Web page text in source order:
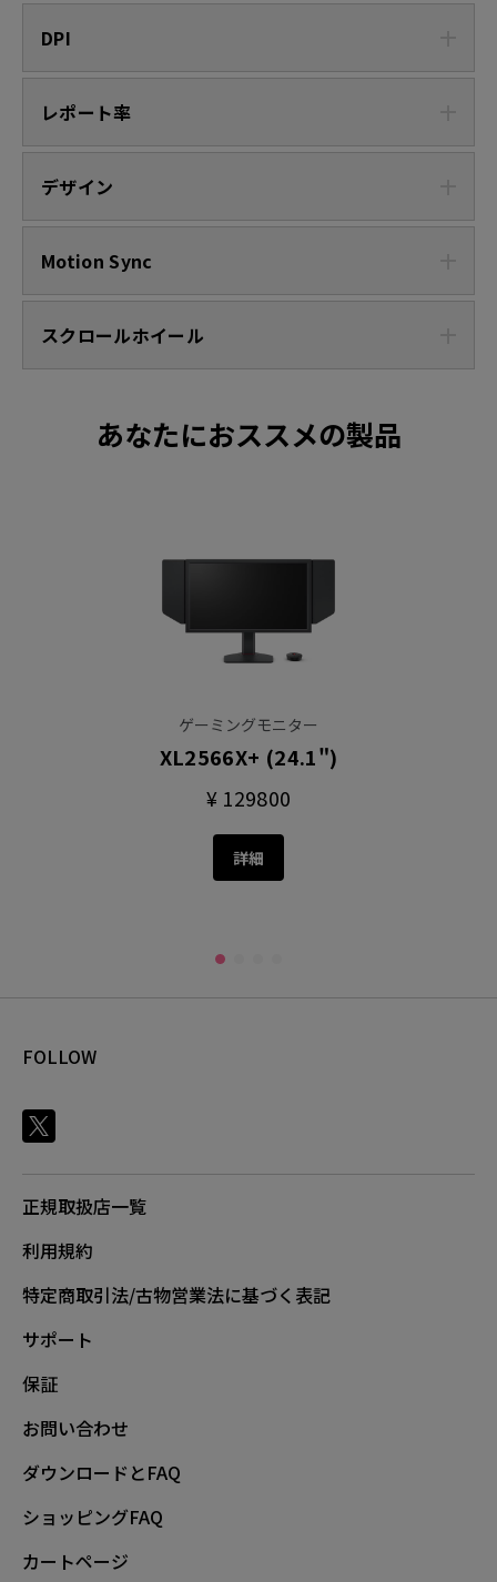
DPI
レポート率
デザイン
Motion Sync
スクロールホイール
あなたにおススメの製品
ゲーミングモニター
XL2566X+ (24.1")
¥ 129800
詳細
FOLLOW
正規取扱店一覧
利用規約
特定商取引法/古物営業法に基づく表記
サポート
保証
お問い合わせ
ダウンロードとFAQ
ショッピングFAQ
カートページ